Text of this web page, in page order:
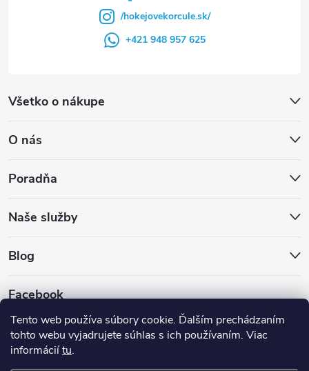
Tento web používa súbory cookie. Ďalším prechádzaním
tohto webu vyjadrujete súhlas s ich používaním. Viac
informáciítu.
Všetko o nákupe
O nás
Poradňa
Naše služby
Blog
Facebook
/hokejovekorcule.sk/
+421 948 957 625